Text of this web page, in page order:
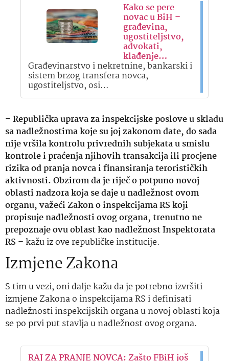
Kako se pere
novac u BiH –
građevina,
ugostiteljstvo,
advokati,
klađenje…
Građevinarstvo i nekretnine, bankarski i
sistem brzog transfera novca,
ugostiteljstvo, osi…
–Republička uprava za inspekcijske poslove u skladu
sa nadležnostima koje su joj zakonom date, do sada
nije vršila kontrolu privrednih subjekata u smislu
kontrole i praćenja njihovih transakcija ili procjene
rizika od pranja novca i finansiranja terorističkih
aktivnosti. Obzirom da je riječ o potpuno novoj
oblasti nadzora koja se daje u nadležnost ovom
organu, važeći Zakon o inspekcijama RS koji
propisuje nadležnosti ovog organa, trenutno ne
prepoznaje ovu oblast kao nadležnost Inspektorata
RS –kažu iz ove republičke institucije.
Izmjene Zakona
S tim u vezi, oni dalje kažu da je potrebno izvršiti
izmjene Zakona o inspekcijama RS i definisati
nadležnosti inspekcijskih organa u novoj oblasti koja
se po prvi put stavlja u nadležnost ovog organa.